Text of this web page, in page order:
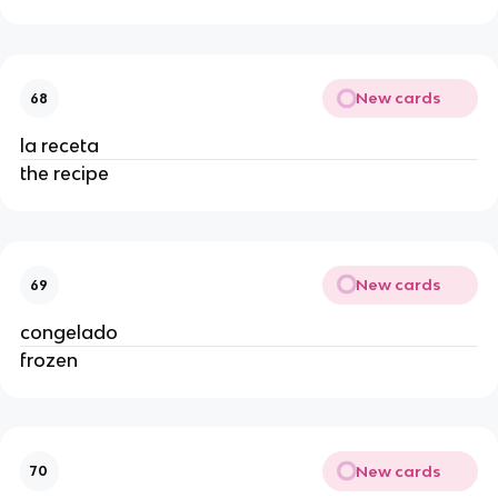
68 New cards
la receta
the recipe
69 New cards
congelado
frozen
70 New cards